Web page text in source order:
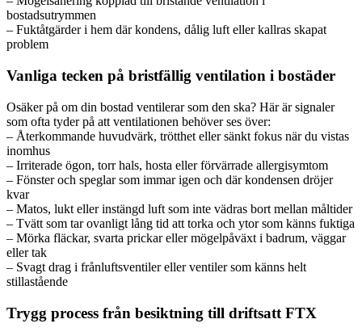
bostadsutrymmen
– Fuktåtgärder i hem där kondens, dålig luft eller kallras skapat
problem
Vanliga tecken på bristfällig ventilation i bostäder
Osäker på om din bostad ventilerar som den ska? Här är signaler
som ofta tyder på att ventilationen behöver ses över:
– Återkommande huvudvärk, trötthet eller sänkt fokus när du vistas
inomhus
– Irriterade ögon, torr hals, hosta eller förvärrade allergisymtom
– Fönster och speglar som immar igen och där kondensen dröjer
kvar
– Matos, lukt eller instängd luft som inte vädras bort mellan måltider
– Tvätt som tar ovanligt lång tid att torka och ytor som känns fuktiga
– Mörka fläckar, svarta prickar eller mögelpåväxt i badrum, väggar
eller tak
– Svagt drag i frånluftsventiler eller ventiler som känns helt
stillastående
Trygg process från besiktning till driftsatt FTX